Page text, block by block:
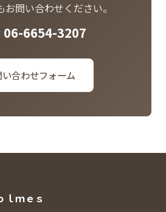
お問い合わせください。
06-6654-3207
い合わせフォーム
ｌｍｅｓ